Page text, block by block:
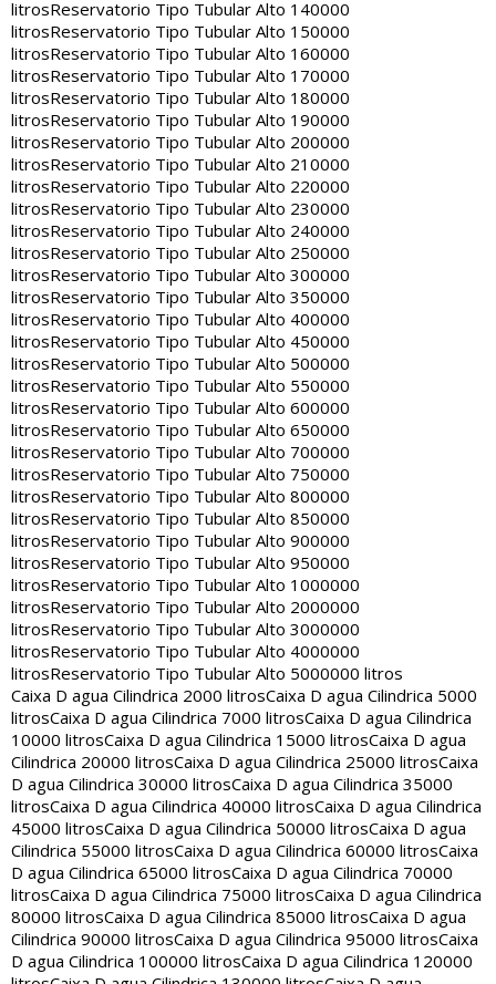
litrosReservatorio Tipo Tubular Alto 140000
litrosReservatorio Tipo Tubular Alto 150000
litrosReservatorio Tipo Tubular Alto 160000
litrosReservatorio Tipo Tubular Alto 170000
litrosReservatorio Tipo Tubular Alto 180000
litrosReservatorio Tipo Tubular Alto 190000
litrosReservatorio Tipo Tubular Alto 200000
litrosReservatorio Tipo Tubular Alto 210000
litrosReservatorio Tipo Tubular Alto 220000
litrosReservatorio Tipo Tubular Alto 230000
litrosReservatorio Tipo Tubular Alto 240000
litrosReservatorio Tipo Tubular Alto 250000
litrosReservatorio Tipo Tubular Alto 300000
litrosReservatorio Tipo Tubular Alto 350000
litrosReservatorio Tipo Tubular Alto 400000
litrosReservatorio Tipo Tubular Alto 450000
litrosReservatorio Tipo Tubular Alto 500000
litrosReservatorio Tipo Tubular Alto 550000
litrosReservatorio Tipo Tubular Alto 600000
litrosReservatorio Tipo Tubular Alto 650000
litrosReservatorio Tipo Tubular Alto 700000
litrosReservatorio Tipo Tubular Alto 750000
litrosReservatorio Tipo Tubular Alto 800000
litrosReservatorio Tipo Tubular Alto 850000
litrosReservatorio Tipo Tubular Alto 900000
litrosReservatorio Tipo Tubular Alto 950000
litrosReservatorio Tipo Tubular Alto 1000000
litrosReservatorio Tipo Tubular Alto 2000000
litrosReservatorio Tipo Tubular Alto 3000000
litrosReservatorio Tipo Tubular Alto 4000000
litrosReservatorio Tipo Tubular Alto 5000000 litros
Caixa D agua Cilindrica 2000 litrosCaixa D agua Cilindrica 5000
litrosCaixa D agua Cilindrica 7000 litrosCaixa D agua Cilindrica
10000 litrosCaixa D agua Cilindrica 15000 litrosCaixa D agua
Cilindrica 20000 litrosCaixa D agua Cilindrica 25000 litrosCaixa
D agua Cilindrica 30000 litrosCaixa D agua Cilindrica 35000
litrosCaixa D agua Cilindrica 40000 litrosCaixa D agua Cilindrica
45000 litrosCaixa D agua Cilindrica 50000 litrosCaixa D agua
Cilindrica 55000 litrosCaixa D agua Cilindrica 60000 litrosCaixa
D agua Cilindrica 65000 litrosCaixa D agua Cilindrica 70000
litrosCaixa D agua Cilindrica 75000 litrosCaixa D agua Cilindrica
80000 litrosCaixa D agua Cilindrica 85000 litrosCaixa D agua
Cilindrica 90000 litrosCaixa D agua Cilindrica 95000 litrosCaixa
D agua Cilindrica 100000 litrosCaixa D agua Cilindrica 120000